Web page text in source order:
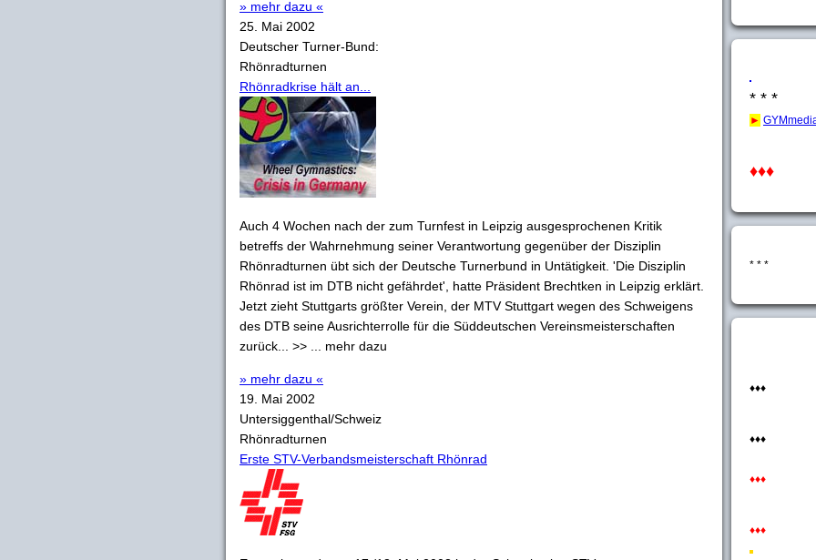
» mehr dazu «
25. Mai 2002
Deutscher Turner-Bund:
Rhönradturnen
Rhönradkrise hält an...
Auch 4 Wochen nach der zum Turnfest in Leipzig ausgesprochenen Kritik
betreffs der Wahrnehmung seiner Verantwortung gegenüber der Disziplin
Rhönradturnen übt sich der Deutsche Turnerbund in Untätigkeit. 'Die Disziplin
Rhönrad ist im DTB nicht gefährdet', hatte Präsident Brechtken in Leipzig erklärt.
Jetzt zieht Stuttgarts größter Verein, der MTV Stuttgart wegen des Schweigens
des DTB seine Ausrichterrolle für die Süddeutschen Vereinsmeisterschaften
zurück... >> ... mehr dazu
» mehr dazu «
19. Mai 2002
Untersiggenthal/Schweiz
Rhönradturnen
Erste STV-Verbandsmeisterschaft Rhönrad
* * *
►
♦♦♦
* * *
♦♦♦
♦♦♦
♦♦♦
♦♦♦